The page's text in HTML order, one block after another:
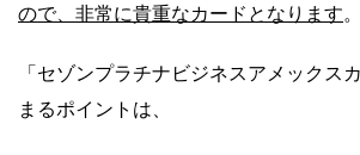
ので、非常に貴重なカードとなります。
「セゾンプラチナビジネスアメックス
まるポイントは、